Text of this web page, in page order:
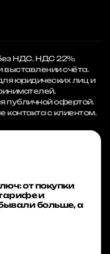
НДС. НДС 22%
выставлении счёта.
юридических лиц и
публичной офертой.
контакта с клиентом.
от покупки
и
больше, а